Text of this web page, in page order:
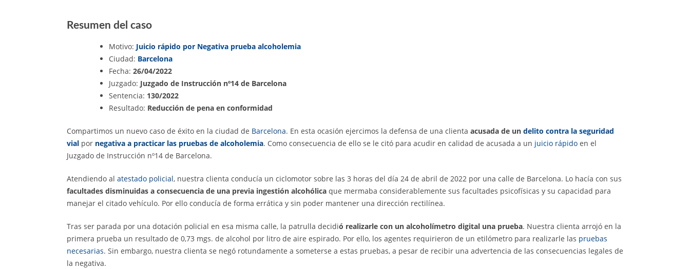
Resumen del caso
Motivo: Juicio rápido por Negativa prueba alcoholemia
Ciudad: Barcelona
Fecha: 26/04/2022
Juzgado: Juzgado de Instrucción nº14 de Barcelona
Sentencia: 130/2022
Resultado: Reducción de pena en conformidad
Compartimos un nuevo caso de éxito en la ciudad de Barcelona. En esta ocasión ejercimos la defensa de una clienta acusada de un delito contra la seguridad
vial por negativa a practicar las pruebas de alcoholemia. Como consecuencia de ello se le citó para acudir en calidad de acusada a un juicio rápido en el
Juzgado de Instrucción nº14 de Barcelona.
Atendiendo al atestado policial, nuestra clienta conducía un ciclomotor sobre las 3 horas del día 24 de abril de 2022 por una calle de Barcelona. Lo hacía con sus
facultades disminuidas a consecuencia de una previa ingestión alcohólica que mermaba considerablemente sus facultades psicofísicas y su capacidad para
manejar el citado vehículo. Por ello conducía de forma errática y sin poder mantener una dirección rectilínea.
Tras ser parada por una dotación policial en esa misma calle, la patrulla decidió realizarle con un alcoholímetro digital una prueba. Nuestra clienta arrojó en la
primera prueba un resultado de 0,73 mgs. de alcohol por litro de aire espirado. Por ello, los agentes requirieron de un etilómetro para realizarle las pruebas
necesarias. Sin embargo, nuestra clienta se negó rotundamente a someterse a estas pruebas, a pesar de recibir una advertencia de las consecuencias legales de
la negativa.